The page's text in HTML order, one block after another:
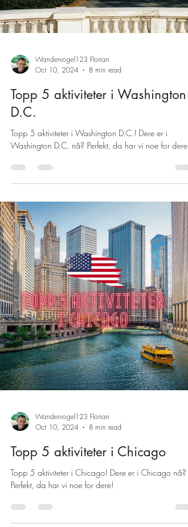
Wandervogel123 Florian
Oct 10, 2024
8 min read
Topp 5 aktiviteter i Washington
D.C.
Topp 5 aktiviteter i Washington D.C.! Dere er i
Washington D.C. nå? Perfekt, da har vi noe for dere!
Wandervogel123 Florian
Oct 10, 2024
8 min read
Topp 5 aktiviteter i Chicago
Topp 5 aktiviteter i Chicago! Dere er i Chicago nå?
Perfekt, da har vi noe for dere!